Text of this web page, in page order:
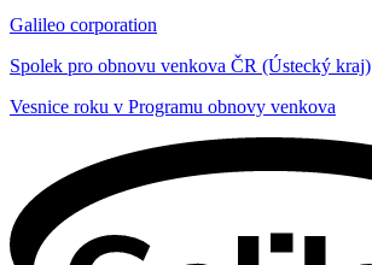
Galileo corporation
Spolek pro obnovu venkova ČR (Ústecký kraj)
Vesnice roku v Programu obnovy venkova